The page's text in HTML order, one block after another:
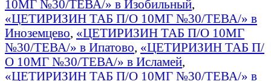
10МГ №30/ТЕВА/» в Изобильный,
«ЦЕТИРИЗИН ТАБ П/О 10МГ №30/ТЕВА/» в
Иноземцево, «ЦЕТИРИЗИН ТАБ П/О 10МГ
№30/ТЕВА/» в Ипатово, «ЦЕТИРИЗИН ТАБ П/
О 10МГ №30/ТЕВА/» в Исламей,
«ЦЕТИРИЗИН ТАБ П/О 10МГ №30/ТЕВА/» в